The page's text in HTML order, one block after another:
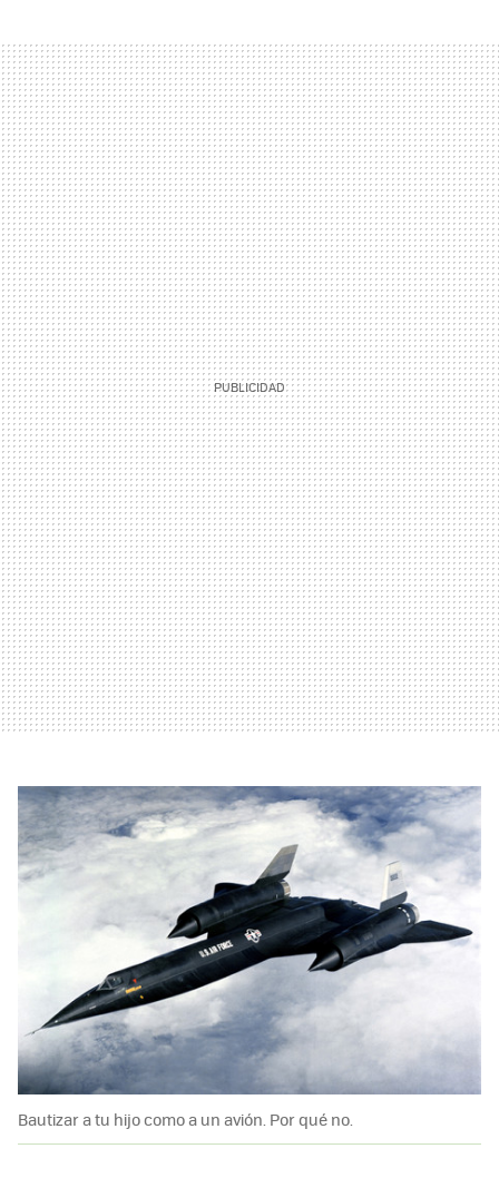
Bautizar a tu hijo como a un avión. Por qué no.